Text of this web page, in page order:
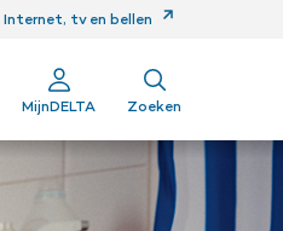
Internet, tv en bellen
MijnDELTA Zoeken